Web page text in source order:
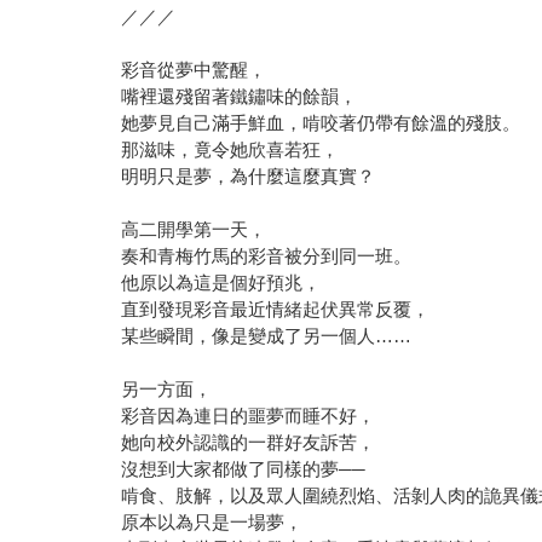
／／／
彩音從夢中驚醒，
嘴裡還殘留著鐵鏽味的餘韻，
她夢見自己滿手鮮血，啃咬著仍帶有餘溫的殘肢。
那滋味，竟令她欣喜若狂，
明明只是夢，為什麼這麼真實？
高二開學第一天，
奏和青梅竹馬的彩音被分到同一班。
他原以為這是個好預兆，
直到發現彩音最近情緒起伏異常反覆，
某些瞬間，像是變成了另一個人……
另一方面，
彩音因為連日的噩夢而睡不好，
她向校外認識的一群好友訴苦，
沒想到大家都做了同樣的夢──
啃食、肢解，以及眾人圍繞烈焰、活剝人肉的詭異
原本以為只是一場夢，